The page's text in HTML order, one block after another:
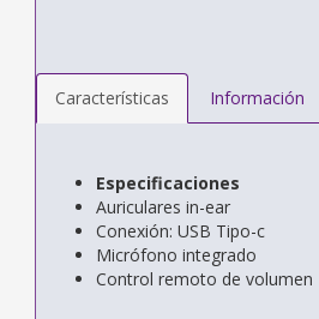
Características Información
Especificaciones
Auriculares in-ear
Conexión: USB Tipo-c
Micrófono integrado
Control remoto de volumen